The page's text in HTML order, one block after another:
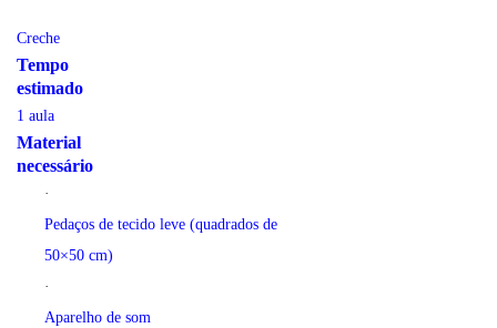
Creche
Tempo
estimado
1 aula
Material
necessário
·
Pedaços de tecido leve (quadrados de
50×50 cm)
·
Aparelho de som